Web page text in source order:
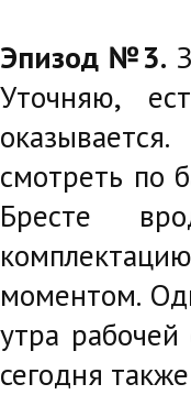
Эпизод №3.
Уточняю,
смотреть по
Бресте
моментом.
утра
сегодня